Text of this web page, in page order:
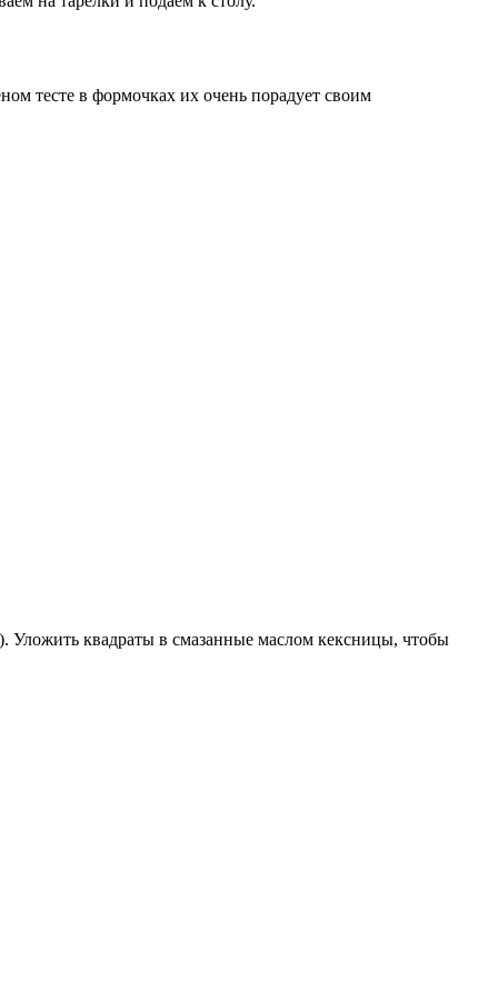
тесте в формочках их очень порадует своим
Уложить квадраты в смазанные маслом кексницы, чтобы